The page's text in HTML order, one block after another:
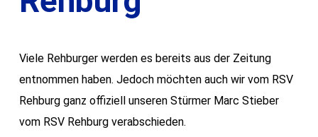
Viele Rehburger werden es bereits aus der Zeitung
entnommen haben. Jedoch möchten auch wir vom RSV
Rehburg ganz offiziell unseren Stürmer Marc Stieber
vom RSV Rehburg verabschieden.